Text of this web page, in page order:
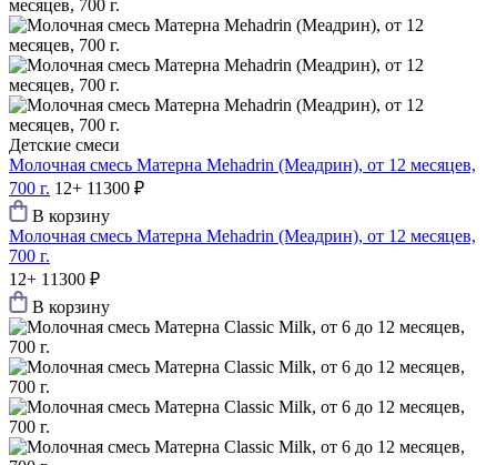
Детские смеси
Молочная смесь Матерна Mehadrin (Меадрин), от 12 месяцев,
700 г. 12+ 11300 ₽
В корзину
Молочная смесь Матерна Mehadrin (Меадрин), от 12 месяцев,
700 г.
12+ 11300 ₽
В корзину